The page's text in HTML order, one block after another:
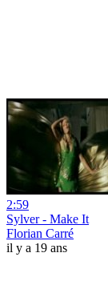
2:59
Sylver - Make It
Florian Carré
il y a 19 ans